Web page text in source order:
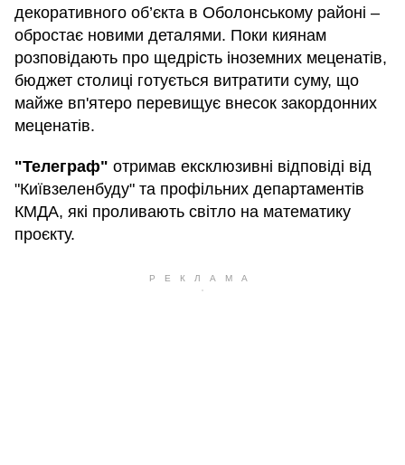
декоративного об’єкта в Оболонському районі –
обростає новими деталями. Поки киянам
розповідають про щедрість іноземних меценатів,
бюджет столиці готується витратити суму, що
майже вп'ятеро перевищує внесок закордонних
меценатів.
"Телеграф" отримав ексклюзивні відповіді від
"Київзеленбуду" та профільних департаментів
КМДА, які проливають світло на математику
проєкту.